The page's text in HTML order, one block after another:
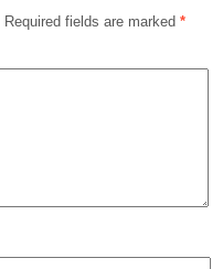
Required fields are marked *